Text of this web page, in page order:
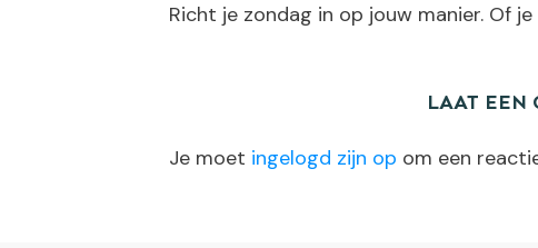
Richt je zondag in op jouw manier. Of
LAAT EEN
Je moet ingelogd zijn op om een